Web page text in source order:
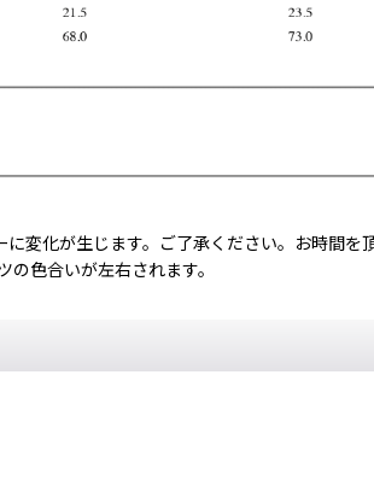
変化が生じます。ご了承ください。お時間を
色合いが左右されます。